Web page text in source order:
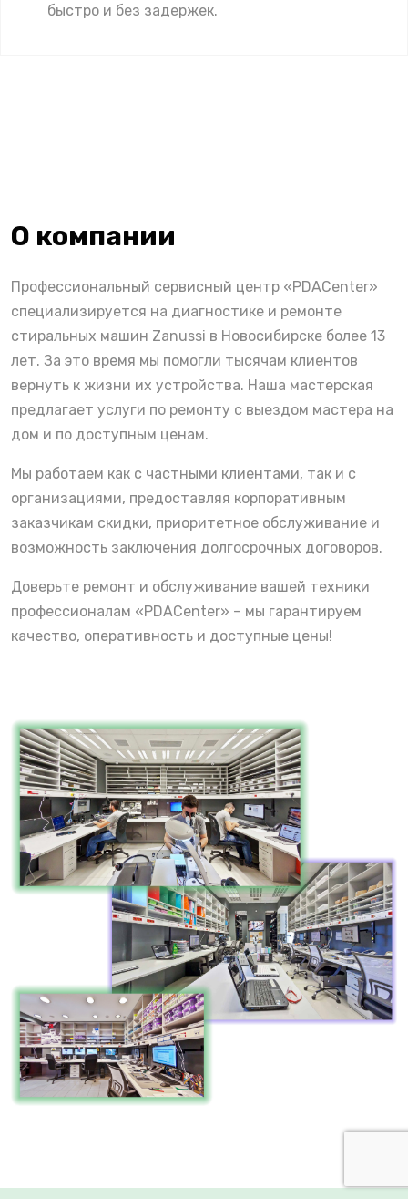
быстро и без задержек.
О компании
Профессиональный сервисный центр «PDACenter»
специализируется на диагностике и ремонте
стиральных машин Zanussi в Новосибирске более 13
лет. За это время мы помогли тысячам клиентов
вернуть к жизни их устройства. Наша мастерская
предлагает услуги по ремонту с выездом мастера на
дом и по доступным ценам.
Мы работаем как с частными клиентами, так и с
организациями, предоставляя корпоративным
заказчикам скидки, приоритетное обслуживание и
возможность заключения долгосрочных договоров.
Доверьте ремонт и обслуживание вашей техники
профессионалам «PDACenter» – мы гарантируем
качество, оперативность и доступные цены!